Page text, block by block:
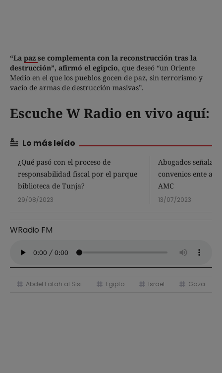
“La paz se complementa con la reconstrucción tras la
destrucción”, afirmó el egipcio, que deseó “un Oriente
Medio en el que los pueblos gocen de paz, sin terrorismo y
vacío de armas de destrucción masivas”.
Escuche W Radio en vivo aquí:
Lo más leído
¿Qué pasó con el proceso de
responsabilidad fiscal por el parque
biblioteca de Tunja?
29/08/2023
Abogados
convenios ente
AMC
13/07/2023
WRadio FM
Abdel Fatah al Sisi Egipto Israel Gaza